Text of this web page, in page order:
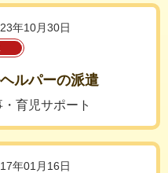
年10月30日
ルパーの派遣
育児サポート
年01月16日